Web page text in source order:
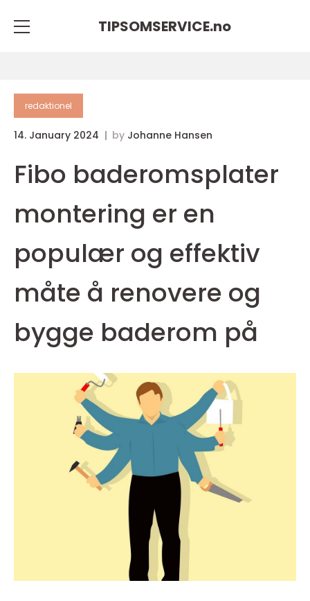
TIPSOMSERVICE.no
redaktionel
14. January 2024 by Johanne Hansen
Fibo baderomsplater
montering er en
populær og effektiv
måte å renovere og
bygge baderom på